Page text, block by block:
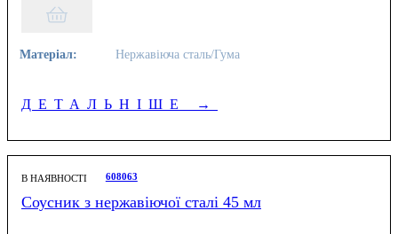
Матеріал: Нержавіюча сталь/Гума
ДЕТАЛЬНІШЕ →
В НАЯВНОСТІ 608063
Соусник з нержавіючої сталі 45 мл